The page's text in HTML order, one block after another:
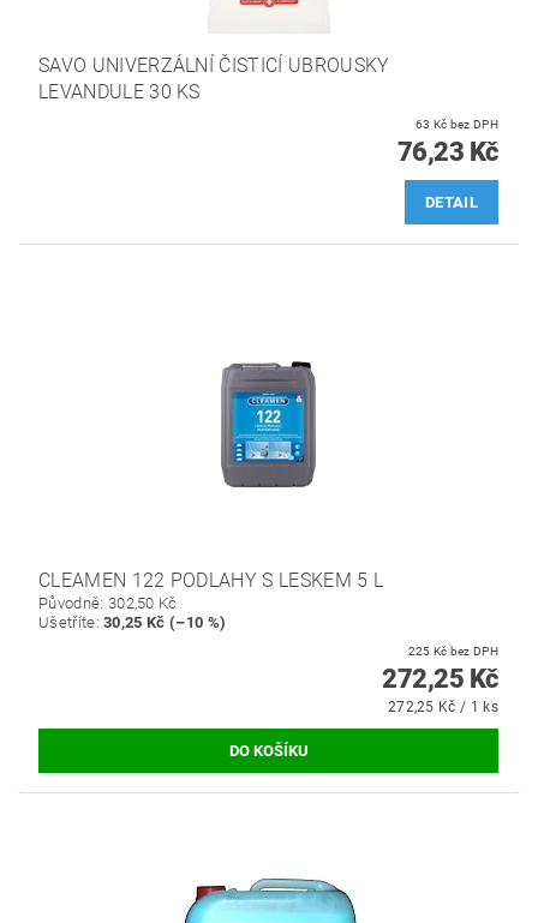
SAVO UNIVERZÁLNÍ ČISTICÍ UBROUSKY
LEVANDULE 30 KS
63 Kč bez DPH
76,23 Kč
DETAIL
CLEAMEN 122 PODLAHY S LESKEM 5 L
Původně: 302,50 Kč
Ušetříte:30,25 Kč (–10 %)
225 Kč bez DPH
272,25 Kč
272,25 Kč / 1 ks